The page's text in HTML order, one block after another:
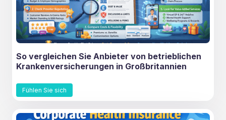
So vergleichen Sie Anbieter von betrieblichen
Krankenversicherungen in Großbritannien
Fühlen Sie sich